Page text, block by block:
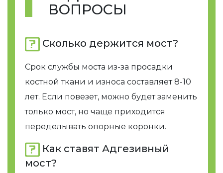
ВОПРОСЫ
Сколько держится мост?
Срок службы моста из-за просадки
костной ткани и износа составляет 8-10
лет. Если повезет, можно будет заменить
только мост, но чаще приходится
переделывать опорные коронки.
Как ставят Адгезивный
мост?